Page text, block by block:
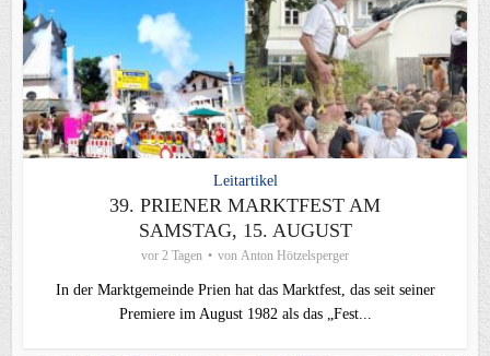
Leitartikel
39. PRIENER MARKTFEST AM
SAMSTAG, 15. AUGUST
vor 2 Tagen von Anton Hötzelsperger
In der Marktgemeinde Prien hat das Marktfest, das seit seiner
Premiere im August 1982 als das „Fest...